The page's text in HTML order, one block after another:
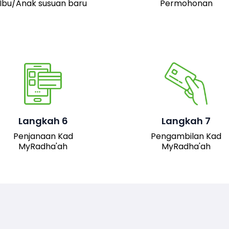
Ibu/Anak susuan baru
Permohonan
Langkah 6
Penjanaan Kad
MyRadha'ah
Setelah permohonan
akan dijana.
Langkah 7
Pengambilan Kad
MyRadha'ah
Pemohon boleh hadir ke
pejabat JAIS untuk
mengambil kad fizikal
MyRadha’ah. Selain itu,
pemohon juga boleh
turun versi digital kad
sistem untuk
kemudahan akses.